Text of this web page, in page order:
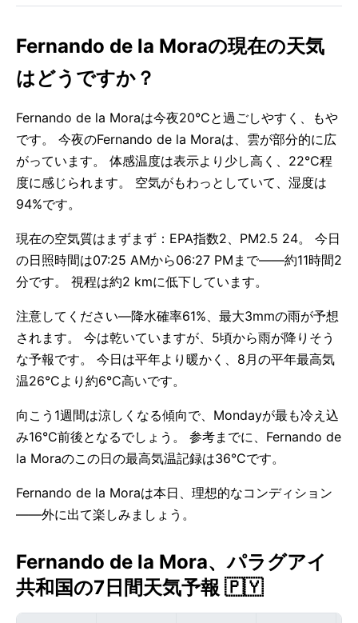
Fernando de la Moraの現在の天気
はどうですか？
Fernando de la Moraは今夜20°Cと過ごしやすく、もや
です。 今夜のFernando de la Moraは、雲が部分的に広
がっています。 体感温度は表示より少し高く、22°C程
度に感じられます。 空気がもわっとしていて、湿度は
94%です。
現在の空気質はまずまず：EPA指数2、PM2.5 24。 今日
の日照時間は07:25 AMから06:27 PMまで——約11時間2
分です。 視程は約2 kmに低下しています。
注意してください—降水確率61%、最大3mmの雨が予想
されます。 今は乾いていますが、5頃から雨が降りそう
な予報です。 今日は平年より暖かく、8月の平年最高気
温26°Cより約6°C高いです。
向こう1週間は涼しくなる傾向で、Mondayが最も冷え込
み16°C前後となるでしょう。 参考までに、Fernando de
la Moraのこの日の最高気温記録は36°Cです。
Fernando de la Moraは本日、理想的なコンディション
——外に出て楽しみましょう。
Fernando de la Mora、パラグアイ
共和国の7日間天気予報 🇵🇾